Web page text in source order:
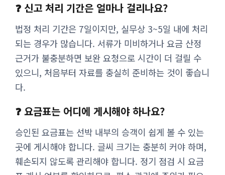
❓ 신고 처리 기간은 얼마나 걸리나요?
법정 처리 기간은 7일이지만, 실무상 3~5일 내에 처리
되는 경우가 많습니다. 서류가 미비하거나 요금 산정
근거가 불충분하면 보완 요청으로 시간이 더 걸릴 수
있으니, 처음부터 자료를 충실히 준비하는 것이 좋습니
다.
❓ 요금표는 어디에 게시해야 하나요?
승인된 요금표는 선박 내부의 승객이 쉽게 볼 수 있는
곳에 게시해야 합니다. 글씨 크기는 충분히 커야 하며,
훼손되지 않도록 관리해야 합니다. 정기 점검 시 요금